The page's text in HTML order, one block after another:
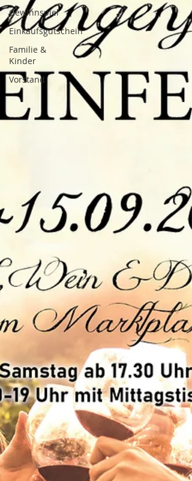
Gewinnspiel
Einkaufsgutschein
Familie &
Kinder
Vorstand